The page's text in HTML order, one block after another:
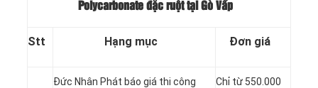
Polycarbonate đặc ruột tại Gò Vấp
Stt Hạng mục Đơn giá
Đức Nhân Phát báo giá thi công
Chỉ từ 550.000